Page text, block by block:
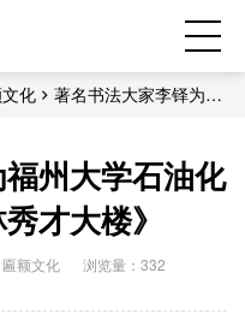
化
著名书法大家李铎为福
州大学石油化
才大楼》
匾额文化 浏览量：332